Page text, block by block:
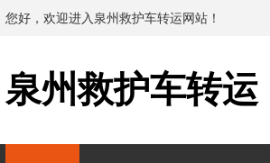
您好，欢迎进入泉州救护车转运网站！
泉州救护车转运